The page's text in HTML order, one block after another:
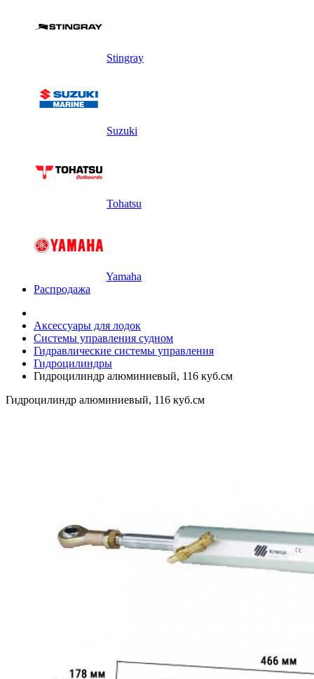
Stingray
Suzuki
Tohatsu
Yamaha
Распродажа
Аксессуары для лодок
Системы управления судном
Гидравлические системы управления
Гидроцилиндры
Гидроцилиндр алюминиевый, 116 куб.см
Гидроцилиндр алюминиевый, 116 куб.см